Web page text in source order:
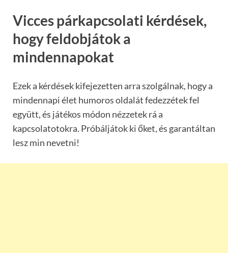
Vicces párkapcsolati kérdések,
hogy feldobjátok a
mindennapokat
Ezek a kérdések kifejezetten arra szolgálnak, hogy a
mindennapi élet humoros oldalát fedezzétek fel
együtt, és játékos módon nézzetek rá a
kapcsolatotokra. Próbáljátok ki őket, és garantáltan
lesz min nevetni!